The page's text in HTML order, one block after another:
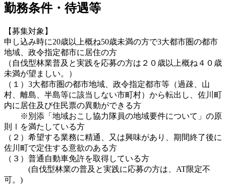
勤務条件・待遇等
【募集対象】
申し込み時に20歳以上概ね50歳未満の方で3大都市圏の都市
地域、政令指定都市に居住の方
（自伐型林業普及と実践を応募の方は２０歳以上概ね４０歳
未満が望ましい。）
（１）3大都市圏の都市地域、政令指定都市等（過疎、山
村、離島、半島等に該当しない市町村）から転出し、佐川町
内に居住及び住民票の異動ができる方
※別添「地域おこし協力隊員の地域要件について」の原
則Ⅰを満たしている方
（２）希望する業務に精通、又は興味があり、期間終了後に
佐川町で定住する意欲のある方
（３）普通自動車免許を取得している方
(自伐型林業の普及と実践に応募の方は、AT限定不
可。)